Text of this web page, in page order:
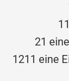
21
1211 eine